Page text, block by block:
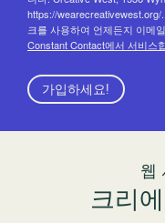
https://
크를 사용하여 언제든지 이메
Constant Contact에서 서비스
가입하세요!
웹
크리